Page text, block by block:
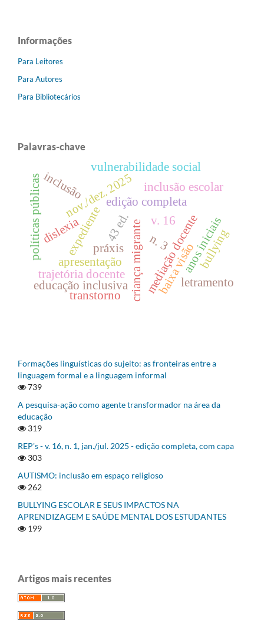
Informações
Para Leitores
Para Autores
Para Bibliotecários
Palavras-chave
edição completa
v. 16
n. 3
nov./dez. 2025
43 ed.
expediente
apresentação
trajetória docente mediação docente
educação inclusiva
inclusão escolar
baixa visão
criança migrante
inclusão
letramento
anos iniciais
políticas públicas
vulnerabilidade social
práxis
dislexia
transtorno
bullying
Formações linguísticas do sujeito: as fronteiras entre a
linguagem formal e a linguagem informal
739
A pesquisa-ação como agente transformador na área da
educação
319
REP's - v. 16, n. 1, jan./jul. 2025 - edição completa, com capa
303
AUTISMO: inclusão em espaço religioso
262
BULLYING ESCOLAR E SEUS IMPACTOS NA
APRENDIZAGEM E SAÚDE MENTAL DOS ESTUDANTES
199
Artigos mais recentes